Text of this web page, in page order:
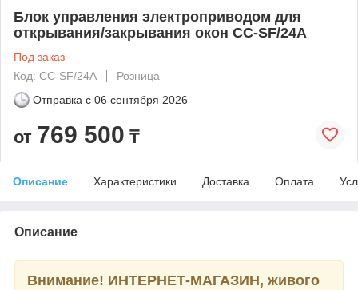
Блок управления электроприводом для
открывания/закрывания окон CC-SF/24A
Под заказ
Код: CC-SF/24A
Розница
Отправка с 06 сентября 2026
от 769 500 ₸
Описание Характеристики Доставка Оплата
Описание
Внимание! ИНТЕРНЕТ-МАГАЗИН, живого